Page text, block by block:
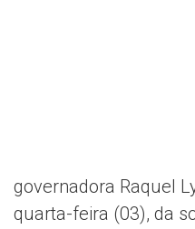
governadora Raquel
quarta-feira (03), da